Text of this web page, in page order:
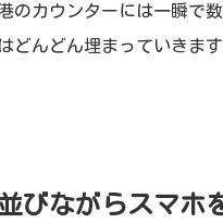
のカウンターには一瞬で
どんどん埋まっていきま
びながらスマホ